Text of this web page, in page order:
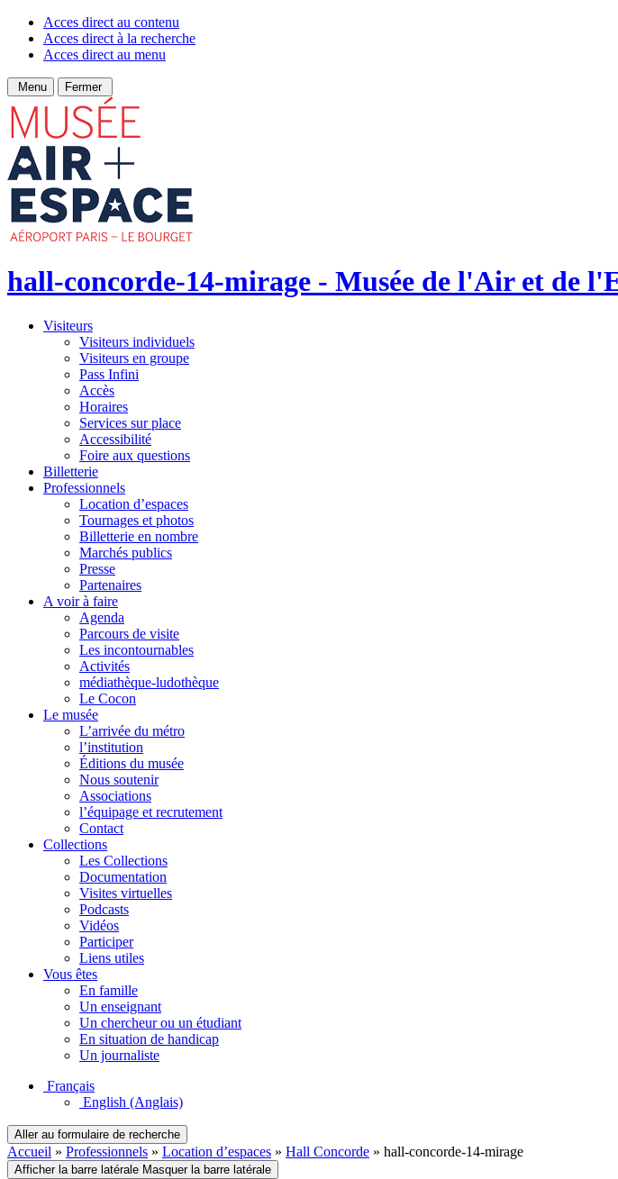
Acces direct au contenu
Acces direct à la recherche
Acces direct au menu
Menu Fermer
hall-concorde-14-mirage - Musée de l'Air et de
Visiteurs
Visiteurs individuels
Visiteurs en groupe
Pass Infini
Accès
Horaires
Services sur place
Accessibilité
Foire aux questions
Billetterie
Professionnels
Location d’espaces
Tournages et photos
Billetterie en nombre
Marchés publics
Presse
Partenaires
A voir à faire
Agenda
Parcours de visite
Les incontournables
Activités
médiathèque-ludothèque
Le Cocon
Le musée
L’arrivée du métro
l’institution
Éditions du musée
Nous soutenir
Associations
l’équipage et recrutement
Contact
Collections
Les Collections
Documentation
Visites virtuelles
Podcasts
Vidéos
Participer
Liens utiles
Vous êtes
En famille
Un enseignant
Un chercheur ou un étudiant
En situation de handicap
Un journaliste
Français
English (Anglais)
Aller au formulaire de recherche
Accueil » Professionnels » Location d’espaces » Hall Concorde » hall-concorde-14-mirage
Afficher la barre latérale Masquer la barre latérale